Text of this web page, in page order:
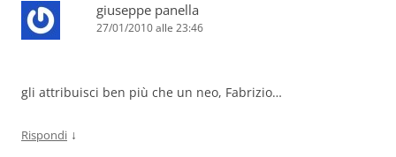
giuseppe panella
27/01/2010 alle 23:46
gli attribuisci ben più che un neo, Fabrizio…
Rispondi ↓